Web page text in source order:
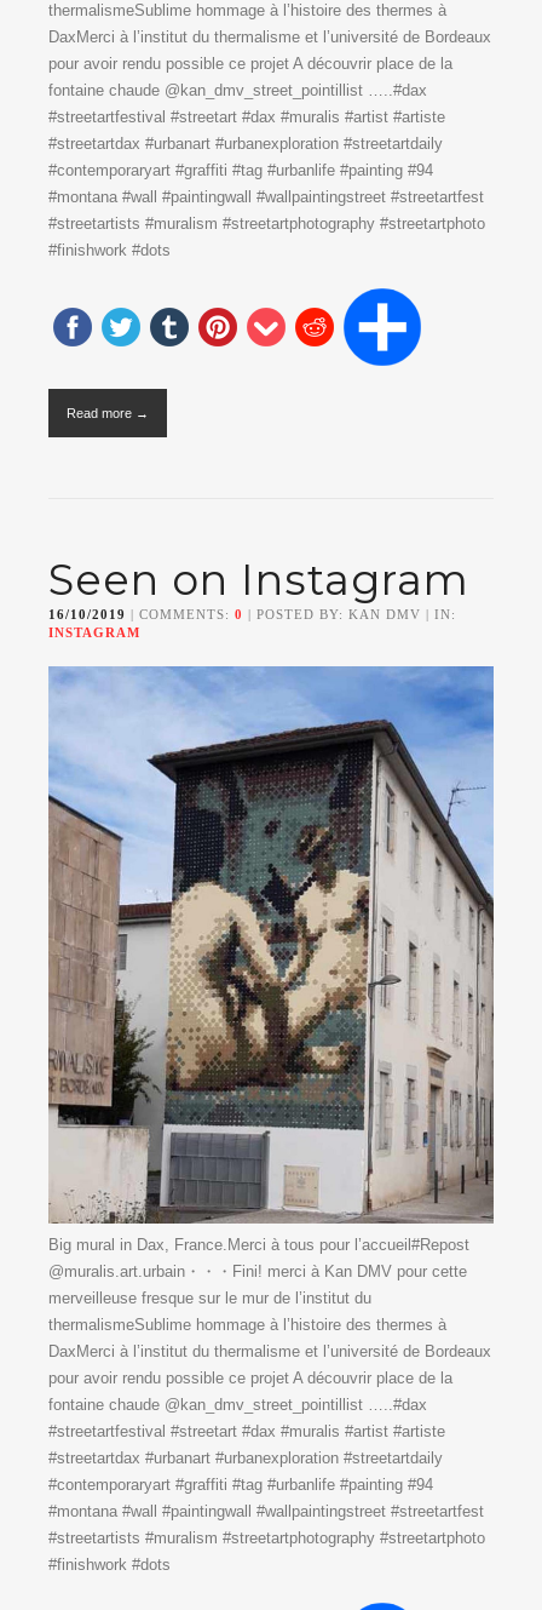
thermalismeSublime hommage à l’histoire des thermes à
DaxMerci à l’institut du thermalisme et l’université de Bordeaux
pour avoir rendu possible ce projet ️️A découvrir place de la
fontaine chaude @kan_dmv_street_pointillist …..#dax
#streetartfestival #streetart #dax #muralis #artist #artiste
#streetartdax #urbanart #urbanexploration #streetartdaily
#contemporaryart #graffiti #tag #urbanlife #painting #94
#montana #wall #paintingwall #wallpaintingstreet #streetartfest
#streetartists #muralism #streetartphotography #streetartphoto
#finishwork #dots
Read more →
Seen on Instagram
16/10/2019 | COMMENTS: 0 | POSTED BY: KAN DMV | IN:
INSTAGRAM
Big mural in Dax, France.Merci à tous pour l’accueil#Repost
@muralis.art.urbain・・・Fini! merci à Kan DMV pour cette
merveilleuse fresque sur le mur de l’institut du
thermalismeSublime hommage à l’histoire des thermes à
DaxMerci à l’institut du thermalisme et l’université de Bordeaux
pour avoir rendu possible ce projet ️️A découvrir place de la
fontaine chaude @kan_dmv_street_pointillist …..#dax
#streetartfestival #streetart #dax #muralis #artist #artiste
#streetartdax #urbanart #urbanexploration #streetartdaily
#contemporaryart #graffiti #tag #urbanlife #painting #94
#montana #wall #paintingwall #wallpaintingstreet #streetartfest
#streetartists #muralism #streetartphotography #streetartphoto
#finishwork #dots